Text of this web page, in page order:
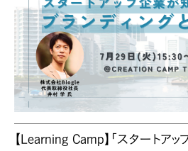
【Learning Camp】「スタートア